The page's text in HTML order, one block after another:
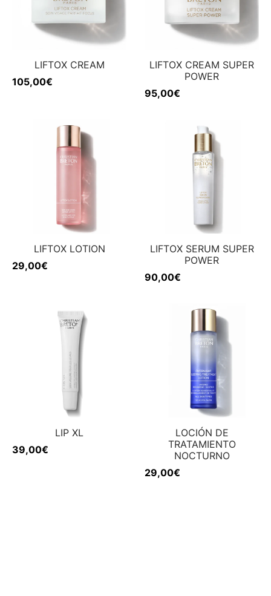
LIFTOX CREAM
105,00€
LIFTOX CREAM SUPER
POWER
95,00€
LIFTOX LOTION
29,00€
LIFTOX SERUM SUPER
POWER
90,00€
LIP XL
39,00€
LOCIÓN DE
TRATAMIENTO
NOCTURNO
29,00€